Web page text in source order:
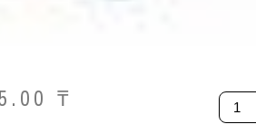
₸
товара